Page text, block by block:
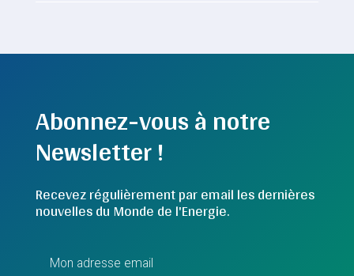
Abonnez-vous à notre
Newsletter !
Recevez régulièrement par email les dernières
nouvelles du Monde de l'Energie.